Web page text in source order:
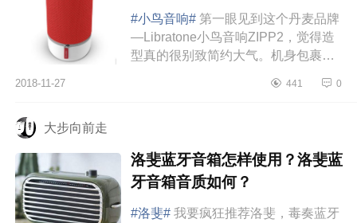
#小鸟音响# 第一眼见到这个丹麦品牌
—Libratone小鸟音响ZIPP2，觉得造
型真的很别致简约大气。机身包裹着
本身就很吸引人，外套是可以更换
2018-11-27 441 0
大步向前走
洛斐蓝牙音箱怎样使用？洛斐蓝
牙音箱音质如何？
#洛斐# 我要疯狂推荐洛斐，毒奏蓝牙